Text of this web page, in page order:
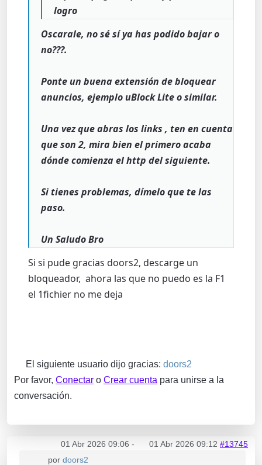
logro
Oscarale, no sé sí ya has podido bajar o
no???.
Ponte un buena extensión de bloquear
anuncios, ejemplo uBlock Lite o similar.
Una vez que abras los links , ten en cuenta
que son 2, mira bien el primero acaba
dónde comienza el http del siguiente.
Si tienes problemas, dímelo que te las
paso.
Un Saludo Bro
Si si pude gracias doors2, descarge un
bloqueador, ahora las que no puedo es la F1
el 1fichier no me deja
El siguiente usuario dijo gracias: doors2
Por favor, Conectar o Crear cuenta para unirse a la
conversación.
01 Abr 2026 09:06 - 01 Abr 2026 09:12 #13745
por doors2